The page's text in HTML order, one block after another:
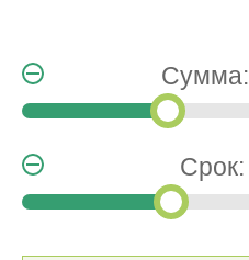
Сумма:
Срок: